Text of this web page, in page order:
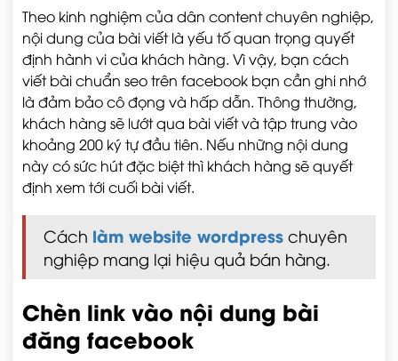
Theo kinh nghiệm của dân content chuyên nghiệp,
nội dung của bài viết là yếu tố quan trọng quyết
định hành vi của khách hàng. Vì vậy, bạn cách
viết bài chuẩn seo trên facebook bạn cần ghi nhớ
là đảm bảo cô đọng và hấp dẫn. Thông thường,
khách hàng sẽ lướt qua bài viết và tập trung vào
khoảng 200 ký tự đầu tiên. Nếu những nội dung
này có sức hút đặc biệt thì khách hàng sẽ quyết
định xem tới cuối bài viết.
Cách làm website wordpress chuyên
nghiệp mang lại hiệu quả bán hàng.
Chèn link vào nội dung bài
đăng facebook